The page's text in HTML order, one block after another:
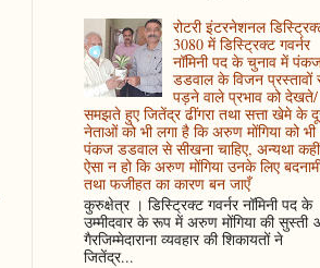
रोटरी इंटरनेशनल
3080 में डिस्ट्रिक्ट गवर्नर
नॉमिनी पद के चुनाव में
डडवाल के विजन प्रस्तावों
पड़ने वाले प्रभाव को देखते/
समझते हुए जितेंद्र ढींगरा तथा सत्ता खेमे के
नेताओं को भी लगा है कि अरुण मोंगिया को भी
पंकज डडवाल से सीखना चाहिए, अन्यथा कहीं
ऐसा न हो कि अरुण मोंगिया उनके लिए
तथा फजीहत का कारण बन जाएँ
कुरुक्षेत्र । डिस्ट्रिक्ट गवर्नर नॉमिनी पद के
उम्मीदवार के रूप में अरुण मोंगिया की सुस्ती
गैरजिम्मेदाराना व्यवहार की शिकायतों ने
जितेंद्र...